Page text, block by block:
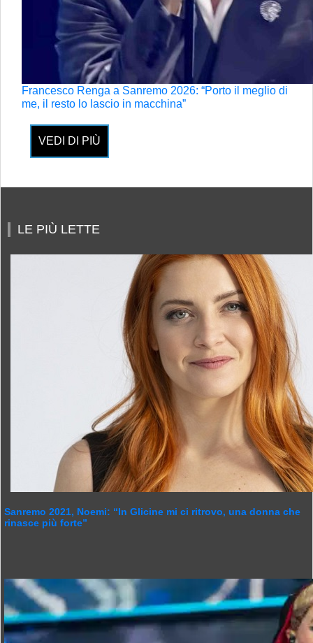
Francesco Renga a Sanremo 2026: “Porto il meglio di
me, il resto lo lascio in macchina”
VEDI DI PIÙ
LE PIÙ LETTE
Sanremo 2021, Noemi: “In Glicine mi ci ritrovo, una donna che
rinasce più forte”